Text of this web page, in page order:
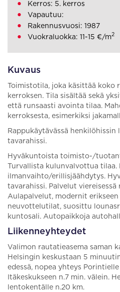
Kuvaus
Toimistotila, joka käsittää koko
kerroksen. Tila sisältää sekä
että runsaasti avointa tilaa.
kerroksesta, esimerkiksi
Rappukäytävässä henkilöhissin
tavarahissi.
Hyväkuntoista toimisto-/
Turvallista kulunvalvottua
ilmanvaihto/erillisjäähdytys.
tavarahissi. Palvelut viereisessä
Aulapalvelut, modernit
neuvottelutilat, suosittu
kuntosali. Autopaikkoja
Liikenneyhteydet
Valimon rautatieasema saman
Helsingin keskustaan 5
edessä, nopea yhteys
Itäkeskukseen n.7 min. välein.
lentokentälle n.20 km.
Kerros: 5. kerros
Vapautuu:
Rakennusvuosi: 1987
Vuokraluokka: 11-15 €/m2